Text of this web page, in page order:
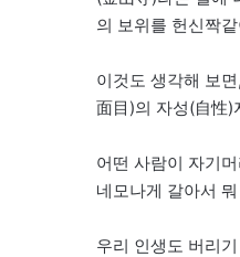
의 보위를 헌신짝
이것도 생각해 보
面目)의 자성(自性)
어떤 사람이 자기
네모나게 갈아서
우리 인생도 버리